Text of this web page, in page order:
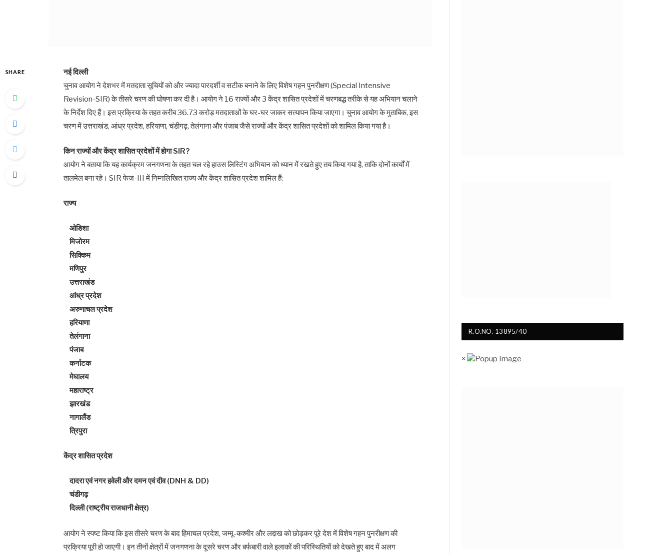
SHARE
नई दिल्ली
चुनाव आयोग ने देशभर में मतदाता सूचियों को और ज्यादा पारदर्शी व सटीक बनाने के लिए विशेष गहन पुनरीक्षण (Special Intensive
Revision-SIR) के तीसरे चरण की घोषणा कर दी है। आयोग ने 16 राज्यों और 3 केंद्र शासित प्रदेशों में चरणबद्ध तरीके से यह अभियान चलाने
के निर्देश दिए हैं। इस प्रक्रिया के तहत करीब 36.73 करोड़ मतदाताओं के घर-घर जाकर सत्यापन किया जाएगा। चुनाव आयोग के मुताबिक, इस
चरण में उत्तराखंड, आंध्र प्रदेश, हरियाणा, चंडीगढ़, तेलंगाना और पंजाब जैसे राज्यों और केंद्र शासित प्रदेशों को शामिल किया गया है।
किन राज्यों और केंद्र शासित प्रदेशों में होगा SIR?
आयोग ने बताया कि यह कार्यक्रम जनगणना के तहत चल रहे हाउस लिस्टिंग अभियान को ध्यान में रखते हुए तय किया गया है, ताकि दोनों कार्यों में
तालमेल बना रहे। SIR फेज-III में निम्नलिखित राज्य और केंद्र शासित प्रदेश शामिल हैं:
राज्य
ओडिशा
मिजोरम
सिक्किम
मणिपुर
उत्तराखंड
आंध्र प्रदेश
अरुणाचल प्रदेश
हरियाणा
तेलंगाना
पंजाब
कर्नाटक
मेघालय
महाराष्ट्र
झारखंड
नागालैंड
त्रिपुरा
केंद्र शासित प्रदेश
दादरा एवं नगर हवेली और दमन एवं दीव (DNH & DD)
चंडीगढ़
दिल्ली (राष्ट्रीय राजधानी क्षेत्र)
आयोग ने स्पष्ट किया कि इस तीसरे चरण के बाद हिमाचल प्रदेश, जम्मू-कश्मीर और लद्दाख को छोड़कर पूरे देश में विशेष गहन पुनरीक्षण की
प्रक्रिया पूरी हो जाएगी। इन तीनों क्षेत्रों में जनगणना के दूसरे चरण और बर्फबारी वाले इलाकों की परिस्थितियों को देखते हुए बाद में अलग
R.O.NO. 13895/40
×